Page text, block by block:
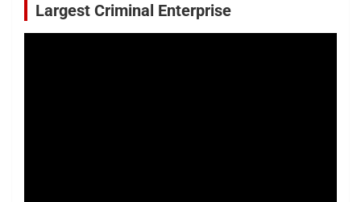
Largest Criminal Enterprise